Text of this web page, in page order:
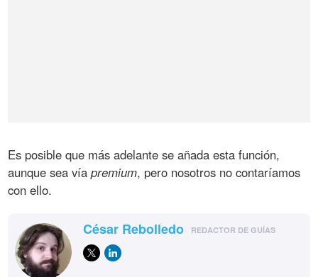
Es posible que más adelante se añada esta función,
aunque sea víapremium, pero nosotros no contaríamos
con ello.
César Rebolledo REDACTOR DE GUÍAS